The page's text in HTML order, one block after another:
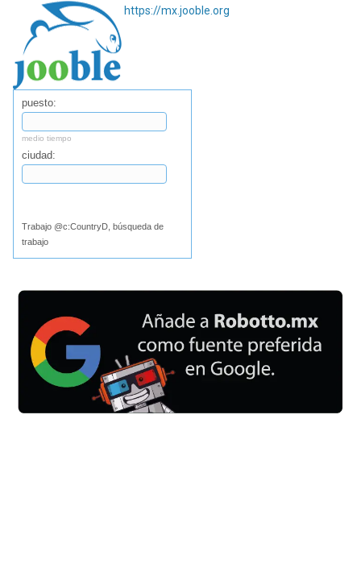
https://mx.jooble.org
puesto:
medio tiempo
ciudad:
Trabajo @c:CountryD, búsqueda de
trabajo